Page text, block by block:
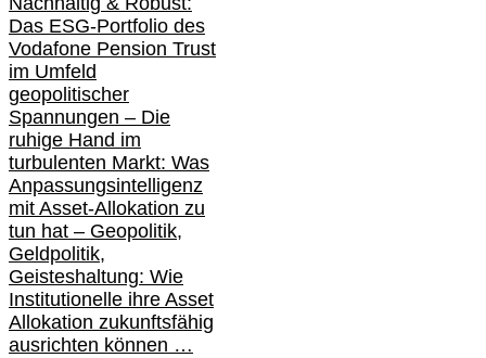
Das ESG-Portfolio des
Vodafone Pension Trust
im Umfeld
geopolitischer
Spannungen – Die
ruhige Hand im
turbulenten Markt: Was
Anpassungsintelligenz
mit Asset-Allokation zu
tun hat – Geopolitik,
Geldpolitik,
Geisteshaltung: Wie
Institutionelle ihre Asset
Allokation zukunftsfähig
ausrichten können …